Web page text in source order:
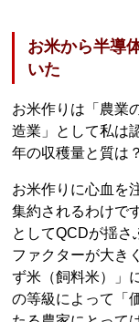
お米から半導
いた
お米作りは「農業
造業」として私は
年の収穫量と質は
お米作りに心血を
集約されるわけで
としてQCDが揺さ
ファクターが大き
ず米（飼料米）」
の等級によって「